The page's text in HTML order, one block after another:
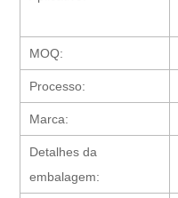
MOQ:
Processo:
Marca:
Detalhes da
embalagem: